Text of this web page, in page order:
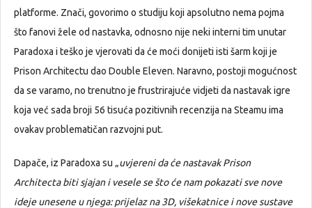
platforme. Znači, govorimo o studiju koji apsolutno nema pojma
što fanovi žele od nastavka, odnosno nije neki interni tim unutar
Paradoxa i teško je vjerovati da će moći donijeti isti šarm koji je
Prison Architectu dao Double Eleven. Naravno, postoji mogućnost
da se varamo, no trenutno je frustrirajuće vidjeti da nastavak igre
koja već sada broji 56 tisuća pozitivnih recenzija na Steamu ima
ovakav problematičan razvojni put.
Dapače, iz Paradoxa su „uvjereni da će nastavak Prison
Architecta biti sjajan i vesele se što će nam pokazati sve nove
ideje unesene u njega: prijelaz na 3D, višekatnice i nove sustave